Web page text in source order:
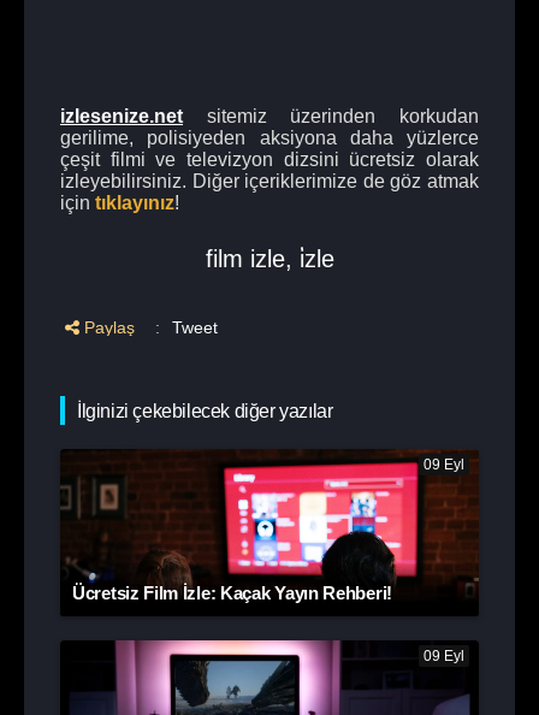
izlesenize.net sitemiz üzerinden korkudan
gerilime, polisiyeden aksiyona daha yüzlerce
çeşit filmi ve televizyon dizsini ücretsiz olarak
izleyebilirsiniz. Diğer içeriklerimize de göz atmak
için tıklayınız!
film izle, i̇zle
Paylaş : Tweet
İlginizi çekebilecek diğer yazılar
09 Eyl
Ücretsiz Film İzle: Kaçak Yayın Rehberi!
09 Eyl